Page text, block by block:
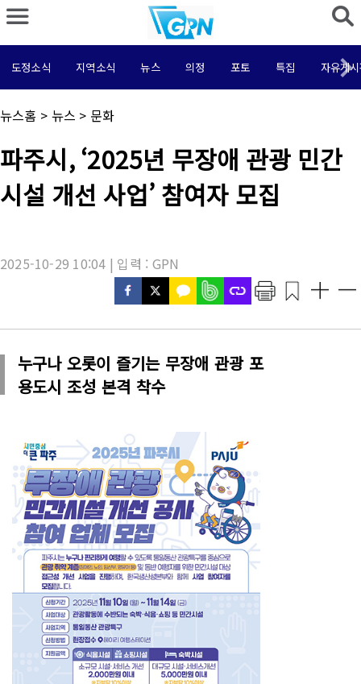
도정소식 지역소식 뉴스 의정 포토 특집 자유게
채
널
:
뉴스홈 > 뉴스 > 문화
기
사
목
:
파주시, ‘2025년 무장애 관광 민간
시설 개선 사업’ 참여자 모집
2025-10-29 10:04 | 입력 : GPN
누구나 오롯이 즐기는 무장애 관광 포
용도시 조성 본격 착수